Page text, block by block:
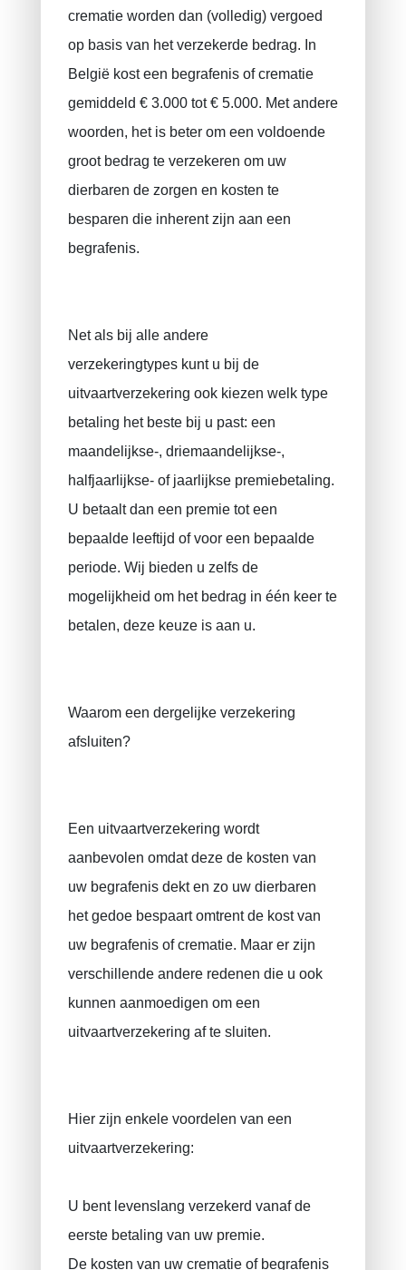
crematie worden dan (volledig) vergoed
op basis van het verzekerde bedrag. In
België kost een begrafenis of crematie
gemiddeld € 3.000 tot € 5.000. Met andere
woorden, het is beter om een ​​voldoende
groot bedrag te verzekeren om uw
dierbaren de zorgen en kosten te
besparen die inherent zijn aan een
begrafenis.
Net als bij alle andere
verzekeringtypes kunt u bij de
uitvaartverzekering ook kiezen welk type
betaling het beste bij u past: een
maandelijkse-, driemaandelijkse-,
halfjaarlijkse- of jaarlijkse premiebetaling.
U betaalt dan een premie tot een
bepaalde leeftijd of voor een bepaalde
periode. Wij bieden u zelfs de
mogelijkheid om het bedrag in één keer te
betalen, deze keuze is aan u.
Waarom een ​​dergelijke verzekering
afsluiten?
Een uitvaartverzekering wordt
aanbevolen omdat deze de kosten van
uw begrafenis dekt en zo uw dierbaren
het gedoe bespaart omtrent de kost van
uw begrafenis of crematie. Maar er zijn
verschillende andere redenen die u ook
kunnen aanmoedigen om een ​​
uitvaartverzekering af te sluiten.
Hier zijn enkele voordelen van een
uitvaartverzekering:
U bent levenslang verzekerd vanaf de
eerste betaling van uw premie.
De kosten van uw crematie of begrafenis
Autoverzekering
Ziekteverzekering
Pensioensparen / Langtermijnsparen
BA uitbating / beroepsaansprakelijkheid
Arbeidsongeval
Tienjarige aansprakelijkheidsverzekering
ERROELEN Frederic
BALAN Gabriel
VAN BOUWEL Cornelia